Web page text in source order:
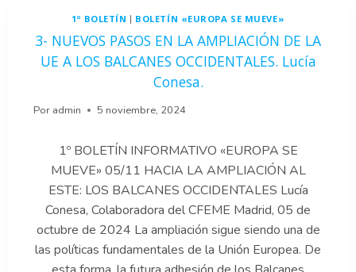
RESPUESTAS
A
DANA.
1º BOLETÍN | BOLETÍN «EUROPA SE MUEVE»
3- NUEVOS PASOS EN LA AMPLIACIÓN DE LA
UE A LOS BALCANES OCCIDENTALES. Lucía
Conesa.
Por admin 5 noviembre, 2024
1º BOLETÍN INFORMATIVO «EUROPA SE
MUEVE» 05/11 HACIA LA AMPLIACIÓN AL
ESTE: LOS BALCANES OCCIDENTALES Lucía
Conesa, Colaboradora del CFEME Madrid, 05 de
octubre de 2024 La ampliación sigue siendo una de
las políticas fundamentales de la Unión Europea. De